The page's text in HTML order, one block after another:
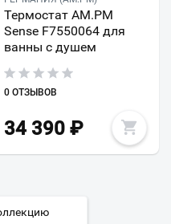
Термостат AM.PM
Sense F7550064 для
ванны с душем
0 ОТЗЫВОВ
34 390₽